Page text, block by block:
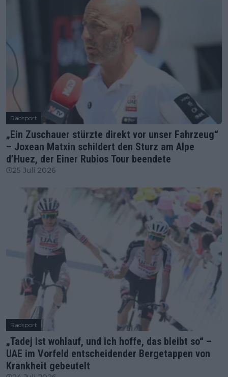
Radsport
„Ein Zuschauer stürzte direkt vor unser Fahrzeug“
– Joxean Matxin schildert den Sturz am Alpe
d’Huez, der Einer Rubios Tour beendete
25 Juli 2026
Radsport
„Tadej ist wohlauf, und ich hoffe, das bleibt so“ –
UAE im Vorfeld entscheidender Bergetappen von
Krankheit gebeutelt